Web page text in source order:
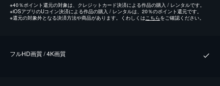
※40％ポイント還元の対象は、クレジットカード決済による作品の購入 / レンタルです。
※iOSアプリのUコイン決済による作品の購入 / レンタルは、20％のポイント還元です。
※還元の対象外となる決済方法や商品があります。くわしくはこちらをご確認ください。
フルHD画質 / 4K画質